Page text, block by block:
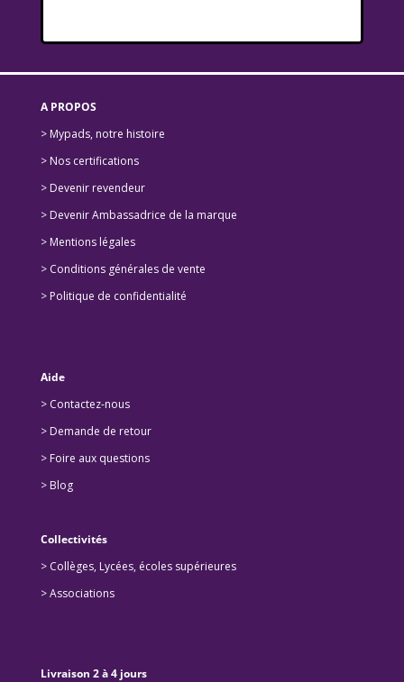
A PROPOS
> Mypads, notre histoire
> Nos certifications
> Devenir revendeur
> Devenir Ambassadrice de la marque
> Mentions légales
> Conditions générales de vente
> Politique de confidentialité
Aide
> Contactez-nous
> Demande de retour
> Foire aux questions
> Blog
Collectivités
> Collèges, Lycées, écoles supérieures
>Associations
Livraison 2 à 4 jours